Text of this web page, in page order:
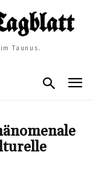
Taunus.